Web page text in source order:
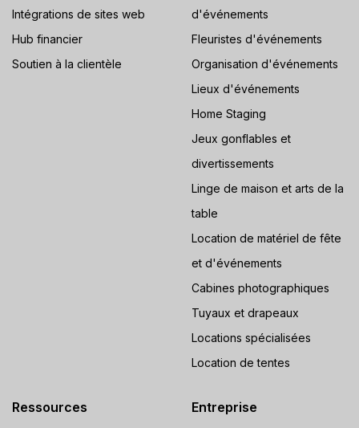
Intégrations de sites web
Hub financier
Soutien à la clientèle
d'événements
Fleuristes d'événements
Organisation d'événements
Lieux d'événements
Home Staging
Jeux gonflables et
divertissements
Linge de maison et arts de la
table
Location de matériel de fête
et d'événements
Cabines photographiques
Tuyaux et drapeaux
Locations spécialisées
Location de tentes
Ressources Entreprise